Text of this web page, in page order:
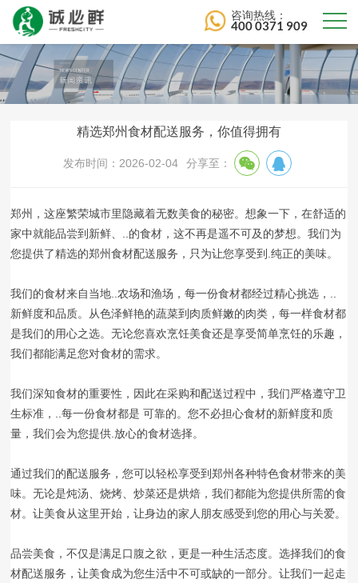
咨询热线：
400 0371 909
精选郑州食材配送服务，你值得拥有
发布时间：2026-02-04 分享至：
郑州，这座繁荣城市里隐藏着无数美食的秘密。想象一下，在舒适的
家中就能品尝到新鲜、..的食材，这不再是遥不可及的梦想。我们为
您提供了精选的郑州食材配送服务，只为让您享受到.纯正的美味。
我们的食材来自当地..农场和渔场，每一份食材都经过精心挑选，..
新鲜度和品质。从色泽鲜艳的蔬菜到肉质鲜嫩的肉类，每一样食材都
是我们的用心之选。无论您喜欢烹饪美食还是享受简单烹饪的乐趣，
我们都能满足您对食材的需求。
我们深知食材的重要性，因此在采购和配送过程中，我们严格遵守卫
生标准，..每一份食材都是 可靠的。您不必担心食材的新鲜度和质
量，我们会为您提供.放心的食材选择。
通过我们的配送服务，您可以轻松享受到郑州各种特色食材带来的美
味。无论是炖汤、烧烤、炒菜还是烘焙，我们都能为您提供所需的食
材。让美食从这里开始，让身边的家人朋友感受到您的用心与关爱。
品尝美食，不仅是满足口腹之欲，更是一种生活态度。选择我们的食
材配送服务，让美食成为您生活中不可或缺的一部分。让我们一起走